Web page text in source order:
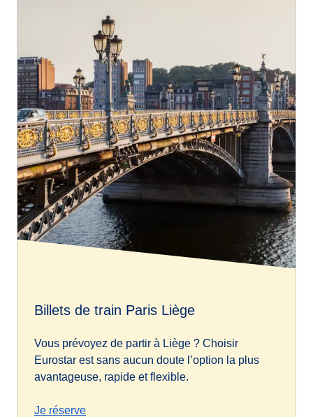
Billets de train Paris Liège
Vous prévoyez de partir à Liège ? Choisir
Eurostar est sans aucun doute l’option la plus
avantageuse, rapide et flexible.
Je réserve